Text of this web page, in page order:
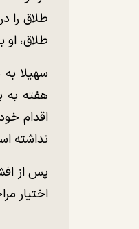
طلاق را
طلاق، او
سهیلا
هفته به
اقدام
نداشته
پس از
اختیار